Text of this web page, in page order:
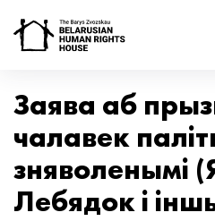
Заява аб
чалавек
зняволенымі
Лебядок і